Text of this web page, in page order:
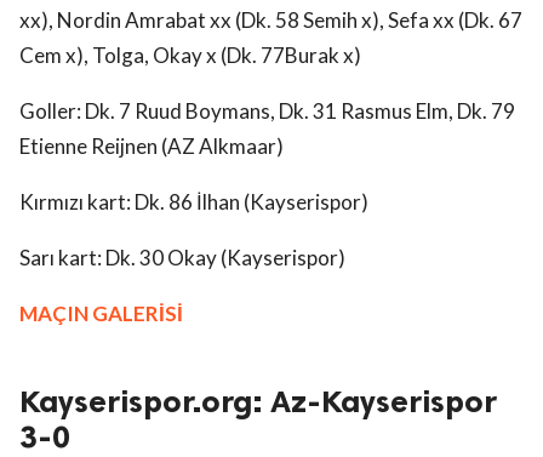
xx), Nordin Amrabat xx (Dk. 58 Semih x), Sefa xx (Dk. 67
Cem x), Tolga, Okay x (Dk. 77Burak x)
Goller: Dk. 7 Ruud Boymans, Dk. 31 Rasmus Elm, Dk. 79
Etienne Reijnen (AZ Alkmaar)
Kırmızı kart: Dk. 86 İlhan (Kayserispor)
Sarı kart: Dk. 30 Okay (Kayserispor)
MAÇIN GALERİSİ
Kayserispor.org: Az-Kayserispor
3-0